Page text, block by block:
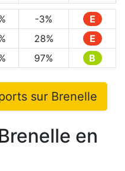
-3%
E
28%
E
97% B
sur Brenelle
en